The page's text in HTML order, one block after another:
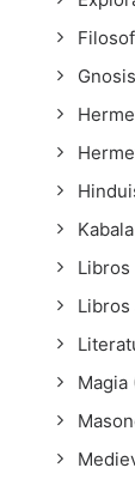
Gnosis
Kabala
Libros
Libros
Magia